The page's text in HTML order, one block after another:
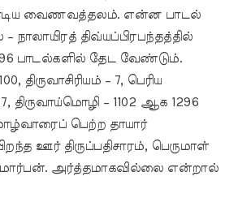
வைணவத்தலம். என்ன பாடல்
நாலாயிரத் திவ்யப்பிரபந்தத்தில்
பாடல்களில் தேட வேண்டும்.
திருவாசிரியம் – 7, பெரிய
திருவாய்மொழி – 1102 ஆக 1296
பெற்ற தாயார்
ஊர் திருப்பதிசாரம், பெருமாள்
அர்த்தமாகவில்லை என்றால்